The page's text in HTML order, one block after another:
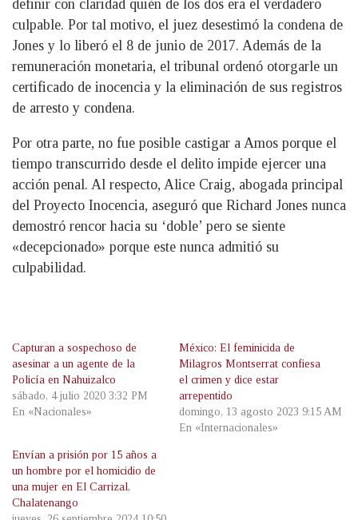
definir con claridad quién de los dos era el verdadero
culpable. Por tal motivo, el juez desestimó la condena de
Jones y lo liberó el 8 de junio de 2017. Además de la
remuneración monetaria, el tribunal ordenó otorgarle un
certificado de inocencia y la eliminación de sus registros
de arresto y condena.
Por otra parte, no fue posible castigar a Amos porque el
tiempo transcurrido desde el delito impide ejercer una
acción penal. Al respecto, Alice Craig, abogada principal
del Proyecto Inocencia, aseguró que Richard Jones nunca
demostró rencor hacia su ‘doble’ pero se siente
«decepcionado» porque este nunca admitió su
culpabilidad.
Capturan a sospechoso de
asesinar a un agente de la
Policía en Nahuizalco
sábado, 4 julio 2020 3:32 PM
En «Nacionales»
México: El feminicida de
Milagros Montserrat confiesa
el crimen y dice estar
arrepentido
domingo, 13 agosto 2023 9:15 AM
En «Internacionales»
Envían a prisión por 15 años a
un hombre por el homicidio de
una mujer en El Carrizal,
Chalatenango